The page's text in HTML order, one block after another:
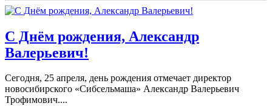
С Днём рождения, Александр
Валерьевич!
Сегодня, 25 апреля, день рождения отмечает директор
новосибирского «Сибсельмаша» Александр Валерьевич
Трофимович....